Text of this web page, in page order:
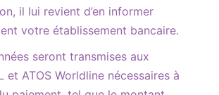
il lui revient d’en informer
votre établissement bancaire.
seront transmises aux
et ATOS Worldline nécessaires à